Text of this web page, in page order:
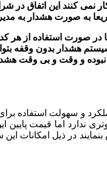
نمی کنند این اتفاق در
صورت استفاده از هر
هشدار بدون وقفه
و وقت و بی وقت
و سهولت استفاده
ندارد اما قیمت
در ذیل امکانات